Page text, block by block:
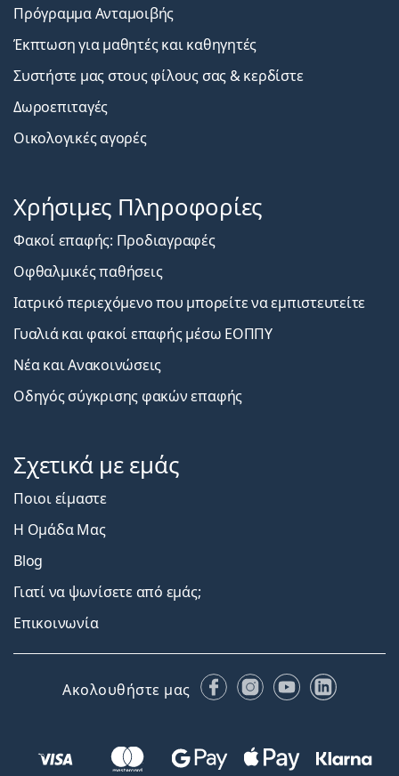
Πρόγραμμα Ανταμοιβής
Έκπτωση για μαθητές και καθηγητές
Συστήστε μας στους φίλους σας & κερδίστε
Δωροεπιταγές
Οικολογικές αγορές
Χρήσιμες Πληροφορίες
Φακοί επαφής: Προδιαγραφές
Οφθαλμικές παθήσεις
Ιατρικό περιεχόμενο που μπορείτε να εμπιστευτείτε
Γυαλιά και φακοί επαφής μέσω ΕΟΠΠΥ
Νέα και Ανακοινώσεις
Οδηγός σύγκρισης φακών επαφής
Σχετικά με εμάς
Ποιοι είμαστε
Η Ομάδα Μας
Blog
Γιατί να ψωνίσετε από εμάς;
Επικοινωνία
Ακολουθήστε μας FacebookInstagram
YouTubeLinkedIn